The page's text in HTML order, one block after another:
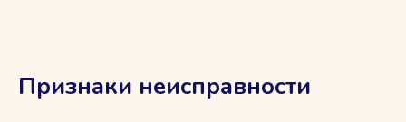
Признаки неисправности